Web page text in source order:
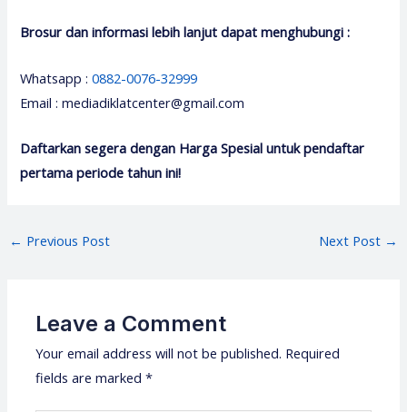
Brosur dan informasi lebih lanjut dapat menghubungi :
Whatsapp :0882-0076-32999
Email : mediadiklatcenter@gmail.com
Daftarkan segera dengan Harga Spesial untuk pendaftar
pertama periode tahun ini!
Post
← Previous Post Next Post →
Leave a Comment
Your email address will not be published. Required
fields are marked*